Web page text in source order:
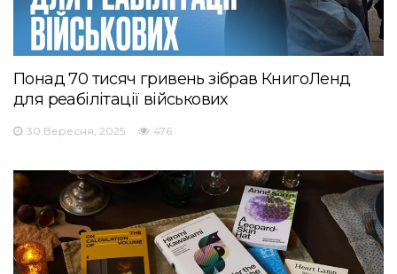
Понад 70 тисяч гривень зібрав КнигоЛенд
для реабілітації військових
30 Вересня, 2025 476